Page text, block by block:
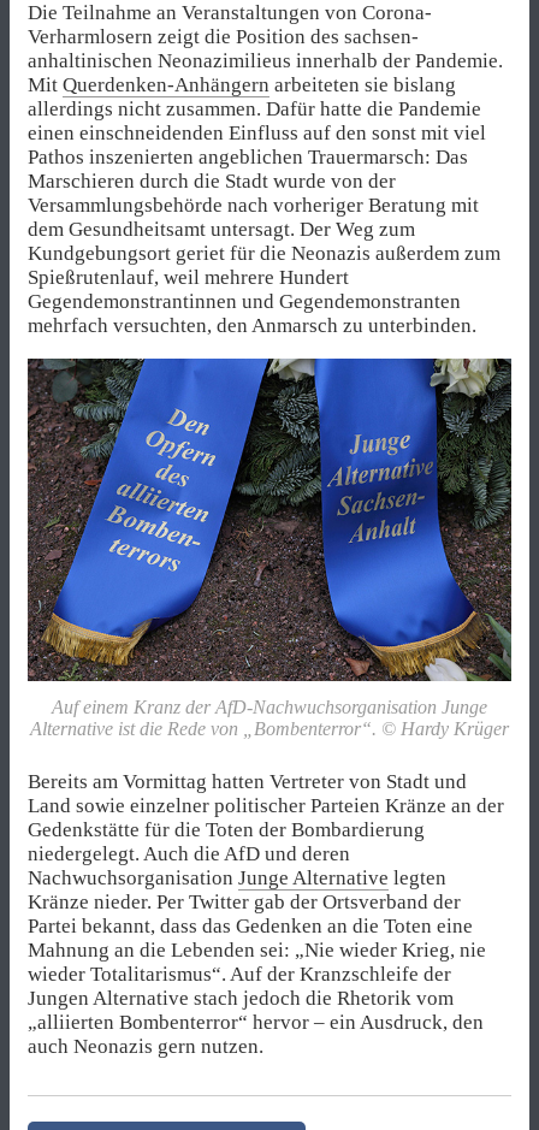
Die Teilnahme an Veranstaltungen von Corona-
Verharmlosern zeigt die Position des sachsen-
anhaltinischen Neonazimilieus innerhalb der Pandemie.
Mit Querdenken-Anhängern arbeiteten sie bislang
allerdings nicht zusammen. Dafür hatte die Pandemie
einen einschneidenden Einfluss auf den sonst mit viel
Pathos inszenierten angeblichen Trauermarsch: Das
Marschieren durch die Stadt wurde von der
Versammlungsbehörde nach vorheriger Beratung mit
dem Gesundheitsamt untersagt. Der Weg zum
Kundgebungsort geriet für die Neonazis außerdem zum
Spießrutenlauf, weil mehrere Hundert
Gegendemonstrantinnen und Gegendemonstranten
mehrfach versuchten, den Anmarsch zu unterbinden.
Auf einem Kranz der AfD-Nachwuchsorganisation Junge
Alternative ist die Rede von „Bombenterror“. © Hardy Krüger
Bereits am Vormittag hatten Vertreter von Stadt und
Land sowie einzelner politischer Parteien Kränze an der
Gedenkstätte für die Toten der Bombardierung
niedergelegt. Auch die AfD und deren
Nachwuchsorganisation Junge Alternative legten
Kränze nieder. Per Twitter gab der Ortsverband der
Partei bekannt, dass das Gedenken an die Toten eine
Mahnung an die Lebenden sei: „Nie wieder Krieg, nie
wieder Totalitarismus“. Auf der Kranzschleife der
Jungen Alternative stach jedoch die Rhetorik vom
„alliierten Bombenterror“ hervor – ein Ausdruck, den
auch Neonazis gern nutzen.